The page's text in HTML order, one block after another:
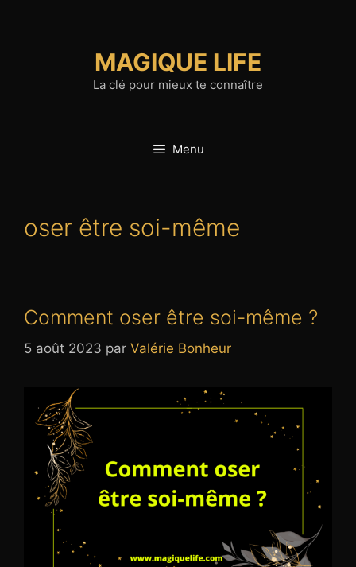
MAGIQUE LIFE
La clé pour mieux te connaître
Menu
oser être soi-même
Comment oser être soi-même ?
5 août 2023 par Valérie Bonheur